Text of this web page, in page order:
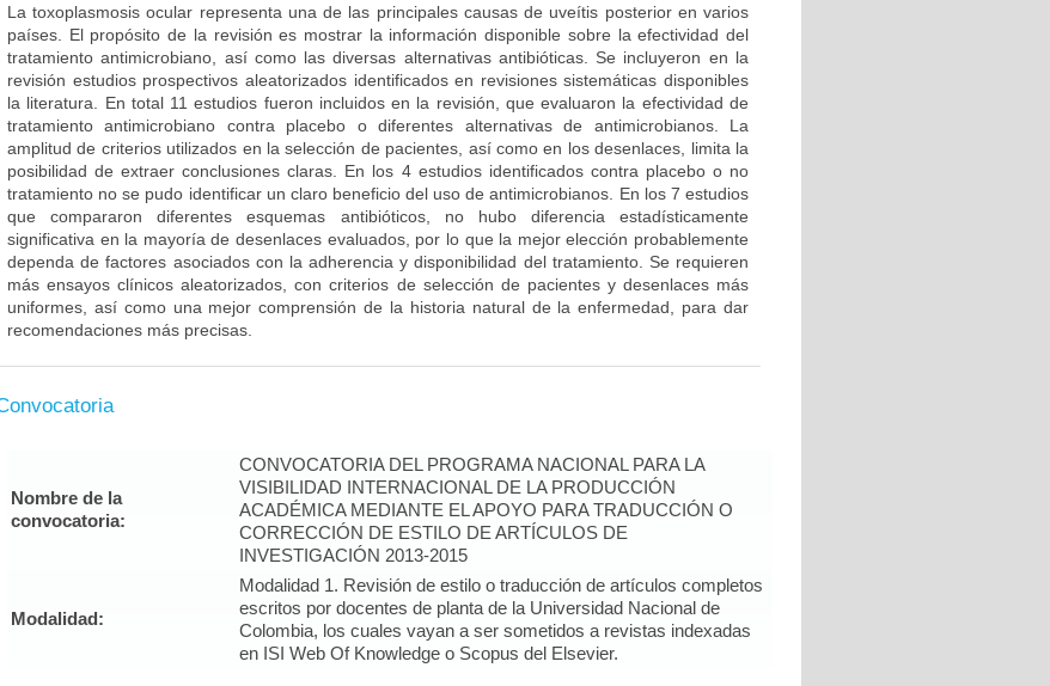
La toxoplasmosis ocular representa una de las principales causas de uveítis posterior en varios
países. El propósito de la revisión es mostrar la información disponible sobre la efectividad del
tratamiento antimicrobiano, así como las diversas alternativas antibióticas. Se incluyeron en la
revisión estudios prospectivos aleatorizados identificados en revisiones sistemáticas disponibles
la literatura. En total 11 estudios fueron incluidos en la revisión, que evaluaron la efectividad de
tratamiento antimicrobiano contra placebo o diferentes alternativas de antimicrobianos. La
amplitud de criterios utilizados en la selección de pacientes, así como en los desenlaces, limita la
posibilidad de extraer conclusiones claras. En los 4 estudios identificados contra placebo o no
tratamiento no se pudo identificar un claro beneficio del uso de antimicrobianos. En los 7 estudios
que compararon diferentes esquemas antibióticos, no hubo diferencia estadísticamente
significativa en la mayoría de desenlaces evaluados, por lo que la mejor elección probablemente
dependa de factores asociados con la adherencia y disponibilidad del tratamiento. Se requieren
más ensayos clínicos aleatorizados, con criterios de selección de pacientes y desenlaces más
uniformes, así como una mejor comprensión de la historia natural de la enfermedad, para dar
recomendaciones más precisas.
Nombre de la
convocatoria:
CONVOCATORIA DEL PROGRAMA NACIONAL PARA LA
VISIBILIDAD INTERNACIONAL DE LA PRODUCCIÓN
ACADÉMICA MEDIANTE EL APOYO PARA TRADUCCIÓN O
CORRECCIÓN DE ESTILO DE ARTÍCULOS DE
INVESTIGACIÓN 2013-2015
Modalidad:
Modalidad 1. Revisión de estilo o traducción de artículos completos
escritos por docentes de planta de la Universidad Nacional de
Colombia, los cuales vayan a ser sometidos a revistas indexadas
en ISI Web Of Knowledge o Scopus del Elsevier.